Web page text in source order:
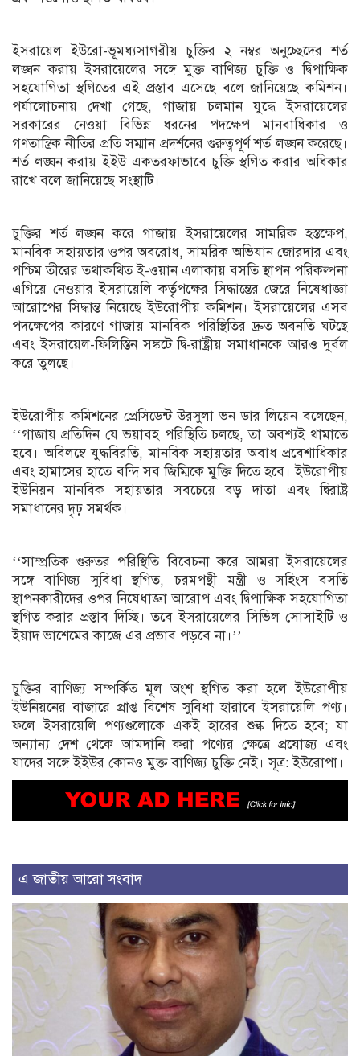
ইসরায়েল ইউরো-ভূমধ্যসাগরীয় চুক্তির ২ নম্বর অনুচ্ছেদের শর্ত
লঙ্ঘন করায় ইসরায়েলের সঙ্গে মুক্ত বাণিজ্য চুক্তি ও দ্বিপাক্ষিক
সহযোগিতা স্থগিতের এই প্রস্তাব এসেছে বলে জানিয়েছে কমিশন।
পর্যালোচনায় দেখা গেছে, গাজায় চলমান যুদ্ধে ইসরায়েলের
সরকারের নেওয়া বিভিন্ন ধরনের পদক্ষেপ মানবাধিকার ও
গণতান্ত্রিক নীতির প্রতি সম্মান প্রদর্শনের গুরুত্বপূর্ণ শর্ত লঙ্ঘন করেছে।
শর্ত লঙ্ঘন করায় ইইউ একতরফাভাবে চুক্তি স্থগিত করার অধিকার
রাখে বলে জানিয়েছে সংস্থাটি।
চুক্তির শর্ত লঙ্ঘন করে গাজায় ইসরায়েলের সামরিক হস্তক্ষেপ,
মানবিক সহায়তার ওপর অবরোধ, সামরিক অভিযান জোরদার এবং
পশ্চিম তীরের তথাকথিত ই-ওয়ান এলাকায় বসতি স্থাপন পরিকল্পনা
এগিয়ে নেওয়ার ইসরায়েলি কর্তৃপক্ষের সিদ্ধান্তের জেরে নিষেধাজ্ঞা
আরোপের সিদ্ধান্ত নিয়েছে ইউরোপীয় কমিশন। ইসরায়েলের এসব
পদক্ষেপের কারণে গাজায় মানবিক পরিস্থিতির দ্রুত অবনতি ঘটছে
এবং ইসরায়েল-ফিলিস্তিন সঙ্কটে দ্বি-রাষ্ট্রীয় সমাধানকে আরও দুর্বল
করে তুলছে।
ইউরোপীয় কমিশনের প্রেসিডেন্ট উরসুলা ভন ডার লিয়েন বলেছেন,
‘‘গাজায় প্রতিদিন যে ভয়াবহ পরিস্থিতি চলছে, তা অবশ্যই থামাতে
হবে। অবিলম্বে যুদ্ধবিরতি, মানবিক সহায়তার অবাধ প্রবেশাধিকার
এবং হামাসের হাতে বন্দি সব জিম্মিকে মুক্তি দিতে হবে। ইউরোপীয়
ইউনিয়ন মানবিক সহায়তার সবচেয়ে বড় দাতা এবং দ্বিরাষ্ট্র
সমাধানের দৃঢ় সমর্থক।
‘‘সাম্প্রতিক গুরুতর পরিস্থিতি বিবেচনা করে আমরা ইসরায়েলের
সঙ্গে বাণিজ্য সুবিধা স্থগিত, চরমপন্থী মন্ত্রী ও সহিংস বসতি
স্থাপনকারীদের ওপর নিষেধাজ্ঞা আরোপ এবং দ্বিপাক্ষিক সহযোগিতা
স্থগিত করার প্রস্তাব দিচ্ছি। তবে ইসরায়েলের সিভিল সোসাইটি ও
ইয়াদ ভাশেমের কাজে এর প্রভাব পড়বে না।’’
চুক্তির বাণিজ্য সম্পর্কিত মূল অংশ স্থগিত করা হলে ইউরোপীয়
ইউনিয়নের বাজারে প্রাপ্ত বিশেষ সুবিধা হারাবে ইসরায়েলি পণ্য।
ফলে ইসরায়েলি পণ্যগুলোকে একই হারের শুল্ক দিতে হবে; যা
অন্যান্য দেশ থেকে আমদানি করা পণ্যের ক্ষেত্রে প্রযোজ্য এবং
যাদের সঙ্গে ইইউর কোনও মুক্ত বাণিজ্য চুক্তি নেই। সূত্র: ইউরোপা।
এ জাতীয় আরো সংবাদ